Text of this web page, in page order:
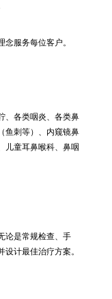
服务每位客户。
、各类咽炎、各类鼻
鱼刺等）、内窥镜鼻
儿童耳鼻喉科、鼻咽
论是常规检查、手
计最佳治疗方案。